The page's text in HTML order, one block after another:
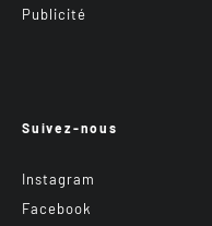
Publicité
Suivez-nous
Instagram
Facebook